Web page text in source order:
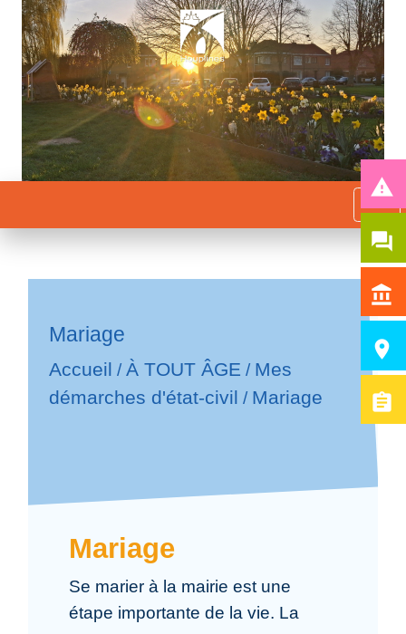
menu
Mariage
Accueil / À TOUT ÂGE / Mes
démarches d'état-civil / Mariage
Mariage
Se marier à la mairie est une
étape importante de la vie. La
report_problem
question_answer
account_balance
room
assignment